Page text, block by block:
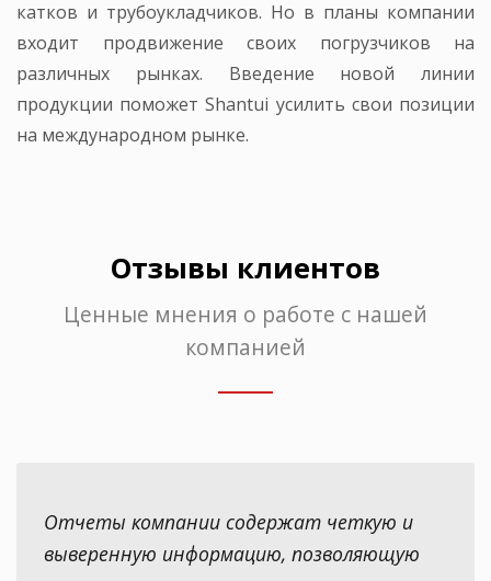
катков и трубоукладчиков. Но в планы компании
входит продвижение своих погрузчиков на
различных рынках. Введение новой линии
продукции поможет Shantui усилить свои позиции
на международном рынке.
Отзывы клиентов
Ценные мнения о работе с нашей
компанией
Отчеты компании содержат четкую и
выверенную информацию, позволяющую